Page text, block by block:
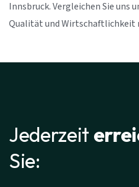
Innsbruck. Vergleichen Sie uns
Qualität und Wirtschaftlichkeit
Jederzeit
Sie: